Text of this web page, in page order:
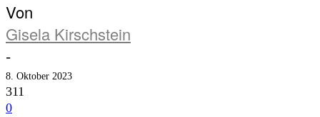
Von
Gisela Kirschstein
-
8. Oktober 2023
311
0